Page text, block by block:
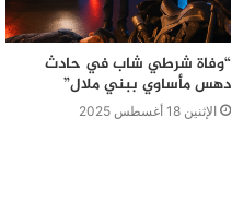
“وفاة شرطي شاب في حادث
دهس مأساوي ببني ملال”
الإثنين 18 أغسطس 2025